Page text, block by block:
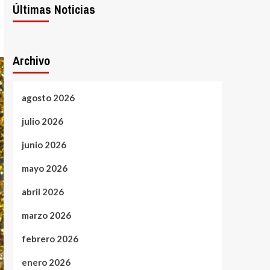
Últimas Noticias
Archivo
agosto 2026
julio 2026
junio 2026
mayo 2026
abril 2026
marzo 2026
febrero 2026
enero 2026